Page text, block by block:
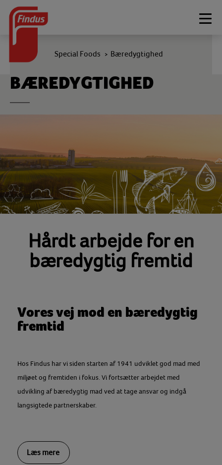
BÆREDYGTIGHED
Special Foods > Bæredygtighed
Hårdt arbejde for en
bæredygtig fremtid
Vores vej mod en bæredygtig
fremtid
Hos Findus har vi siden starten af 1941 udviklet god mad med
miljøet og fremtiden i fokus. Vi fortsætter arbejdet med
udvikling af bæredygtig mad ved at tage ansvar og indgå
langsigtede partnerskaber.
Læs mere